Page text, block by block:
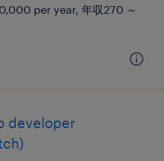
per year, 年収270 ～
developer